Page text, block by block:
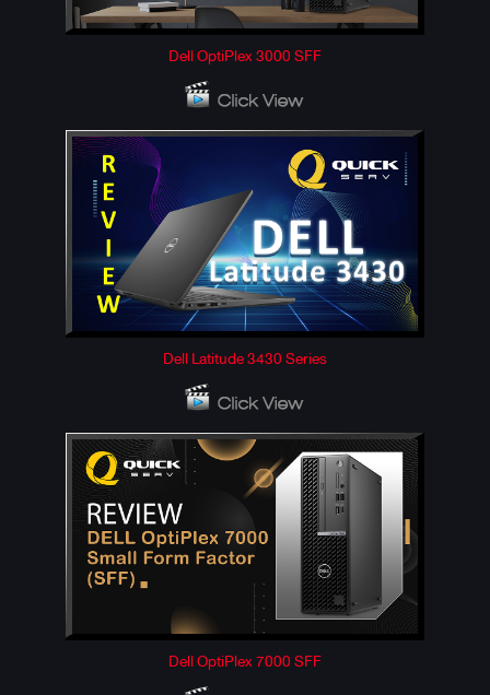
Dell OptiPlex 3000 SFF
Dell Latitude 3430 Series
Dell OptiPlex 7000 SFF